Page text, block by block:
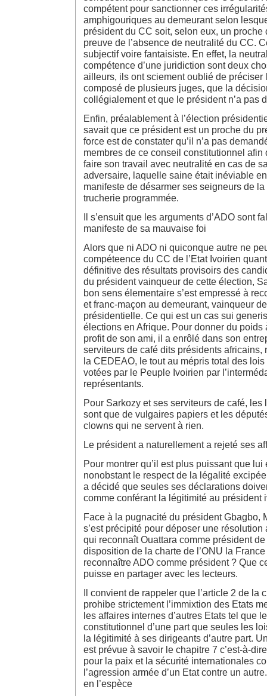
compétent pour sanctionner ces
amphigouriques au demeurant selon
président du CC soit, selon eux, un proche
preuve de l’absence de neutralité du CC.
subjectif voire fantaisiste. En effet, la
compétence d’une juridiction sont deux
ailleurs, ils ont sciement oublié de préciser
composé de plusieurs juges, que la
collégialement et que le président n’a pas
Enfin, préalablement à l’élection
savait que ce président est un proche du
force est de constater qu’il n’a pas
membres de ce conseil constitutionnel
faire son travail avec neutralité en cas de
adversaire, laquelle saine était inéviable
manifeste de désarmer ses seigneurs de
trucherie programmée.
Il s’ensuit que les arguments d’ADO sont
manifeste de sa mauvaise foi
Alors que ni ADO ni quiconque autre ne
compéteence du CC de l’Etat Ivoirien
définitive des résultats provisoirs des
du président vainqueur de cette élection,
bon sens élementaire s’est empressé à
et franc-maçon au demeurant, vainqueur
présidentielle. Ce qui est un cas sui
élections en Afrique. Pour donner du poids
profit de son ami, il a enrôlé dans son
serviteurs de café dits présidents africains,
la CEDEAO, le tout au mépris total des
votées par le Peuple Ivoirien par
représentants.
Pour Sarkozy et ses serviteurs de café,
sont que de vulgaires papiers et les
clowns qui ne servent à rien.
Le président a naturellement a rejeté ses
Pour montrer qu’il est plus puissant que
nonobstant le respect de la légalité
a décidé que seules ses déclarations
comme conférant la légitimité au président
Face à la pugnacité du président Gbagbo,
s’est précipité pour déposer une
qui reconnaît Ouattara comme président
disposition de la charte de l’ONU la
reconnaître ADO comme président ? Que
puisse en partager avec les lecteurs.
Il convient de rappeler que l’article 2 de la
prohibe strictement l’immixtion des Etats
les affaires internes d’autres Etats tel que
constitutionnel d’une part que seules les
la légitimité à ses dirigeants d’autre part.
est prévue à savoir le chapitre 7 c’est-à-
pour la paix et la sécurité internationales
l’agression armée d’un Etat contre un
en l’espèce